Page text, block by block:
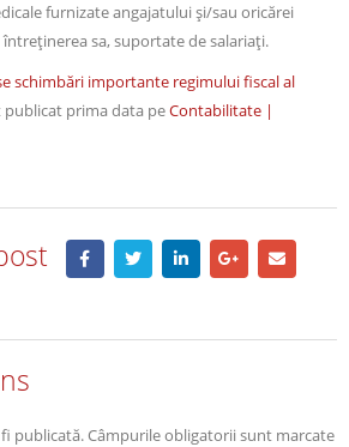
furnizate angajatului şi/sau oricărei
sa, suportate de salariaţi.
schimbări importante regimului fiscal al
publicat prima data peContabilitate |
publicată.Câmpurile obligatorii sunt marcate